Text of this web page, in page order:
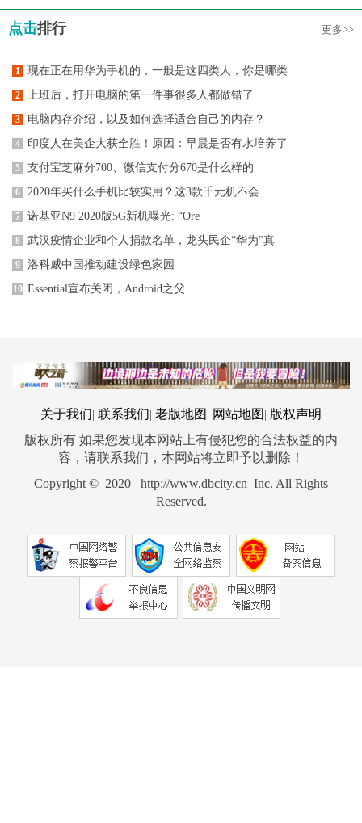
点击排行 更多>>
1 现在正在用华为手机的，一般是这四类人，你是哪类
2 上班后，打开电脑的第一件事很多人都做错了
3 电脑内存介绍，以及如何选择适合自己的内存？
4 印度人在美企大获全胜！原因：早晨是否有水培养了
5 支付宝芝麻分700、微信支付分670是什么样的
6 2020年买什么手机比较实用？这3款千元机不会
7 诺基亚N9 2020版5G新机曝光: “Ore
8 武汉疫情企业和个人捐款名单，龙头民企“华为”真
9 洛科威中国推动建设绿色家园
10 Essential宣布关闭，Android之父
关于我们 联系我们 老版地图 网站地图
版权声明
版权所有 如果您发现本网站上有侵犯您的合法权益的内
容，请联系我们，本网站将立即予以删除！
Copyright © 2020 http://www.dbcity.cn Inc. All Rights
Reserved.